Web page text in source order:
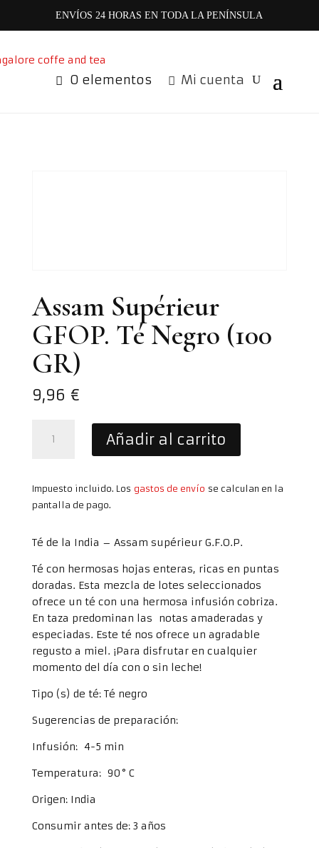
ENVÍOS 24 HORAS EN TODA LA PENÍNSULA
0 elementos Mi cuenta
Assam Supérieur
GFOP. Té Negro (100
GR)
9,96 €
Supérieur
Negro
(100
cantidad
Añadir al carrito
Impuesto incluido. Los gastos de envío se calculan en la
pantalla de pago.
Té de la India – Assam supérieur G.F.O.P.
Té con hermosas hojas enteras, ricas en puntas
doradas. Esta mezcla de lotes seleccionados
ofrece un té con una hermosa infusión cobriza.
En taza predominan las notas amaderadas y
especiadas. Este té nos ofrece un agradable
regusto a miel. ¡Para disfrutar en cualquier
momento del día con o sin leche!
Tipo (s) de té: Té negro
Sugerencias de preparación:
Infusión: 4-5 min
Temperatura: 90° C
Origen: India
Consumir antes de: 3 años